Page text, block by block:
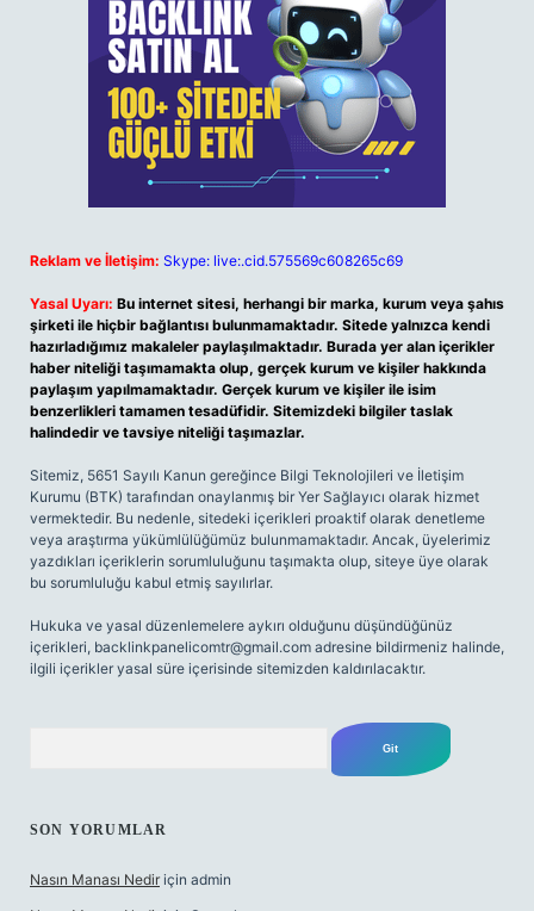
Reklam ve İletişim: Skype: live:.cid.575569c608265c69
Yasal Uyarı: Bu internet sitesi, herhangi bir marka, kurum veya şahıs
şirketi ile hiçbir bağlantısı bulunmamaktadır. Sitede yalnızca kendi
hazırladığımız makaleler paylaşılmaktadır. Burada yer alan içerikler
haber niteliği taşımamakta olup, gerçek kurum ve kişiler hakkında
paylaşım yapılmamaktadır. Gerçek kurum ve kişiler ile isim
benzerlikleri tamamen tesadüfidir. Sitemizdeki bilgiler taslak
halindedir ve tavsiye niteliği taşımazlar.
Sitemiz, 5651 Sayılı Kanun gereğince Bilgi Teknolojileri ve İletişim
Kurumu (BTK) tarafından onaylanmış bir Yer Sağlayıcı olarak hizmet
vermektedir. Bu nedenle, sitedeki içerikleri proaktif olarak denetleme
veya araştırma yükümlülüğümüz bulunmamaktadır. Ancak, üyelerimiz
yazdıkları içeriklerin sorumluluğunu taşımakta olup, siteye üye olarak
bu sorumluluğu kabul etmiş sayılırlar.
Hukuka ve yasal düzenlemelere aykırı olduğunu düşündüğünüz
içerikleri, backlinkpanelicomtr@gmail.com adresine bildirmeniz halinde,
ilgili içerikler yasal süre içerisinde sitemizden kaldırılacaktır.
SON YORUMLAR
Nasın Manası Nedir için admin